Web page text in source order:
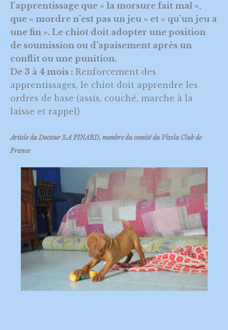
l’apprentissage que « la morsure fait mal »,
que « mordre n’est pas un jeu » et « qu’un jeu a
une fin ». Le chiot doit adopter une position
de soumission ou d’apaisement après un
conflit ou une punition.
De 3 à 4 mois : Renforcement des
apprentissages, le chiot doit apprendre les
ordres de base (assis, couché, marche à la
laisse et rappel)
Article du Docteur S.A PINARD, membre du comité du Vizsla Club de
France